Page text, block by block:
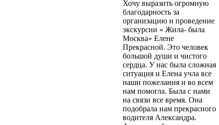
данных»).Вы даете
согласие Центру
экскурсий и
путешествий
«Московский» на
обработку своих
персональных данных
(ФИО, телефон, e-mail)
в целях обработки
своего заказа и связи с
вами. Обработка
осуществляется в
соответствии с
Политикой
Хочу выразить огромную
благодарность за
организацию и проведение
экскурсии « Жила- была
Москва» Елене
Прекрасной. Это человек
большой души и чистого
сердца. У нас была сложная
ситуация и Елена учла все
наши пожелания и во всем
нам помогла. Была с нами
на связи все время. Она
подобрала нам прекрасного
водителя Александра.